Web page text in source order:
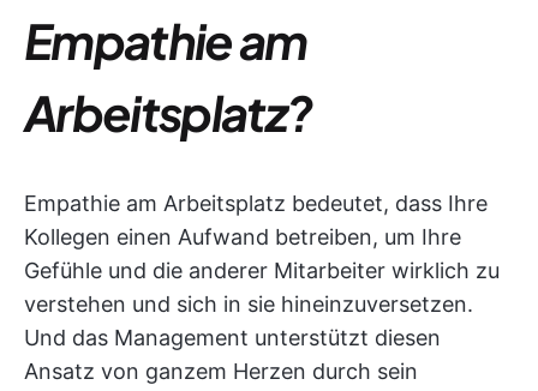
Empathie am
Arbeitsplatz?
Empathie am Arbeitsplatz bedeutet, dass Ihre
Kollegen einen Aufwand betreiben, um Ihre
Gefühle und die anderer Mitarbeiter wirklich zu
verstehen und sich in sie hineinzuversetzen.
Und das Management unterstützt diesen
Ansatz von ganzem Herzen durch sein